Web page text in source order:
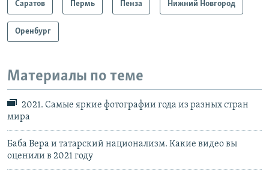
Саратов Пермь Пенза Нижний Новгород
Оренбург
Материалы по теме
2021. Самые яркие фотографии года из разных стран
мира
Баба Вера и татарский национализм. Какие видео вы
оценили в 2021 году